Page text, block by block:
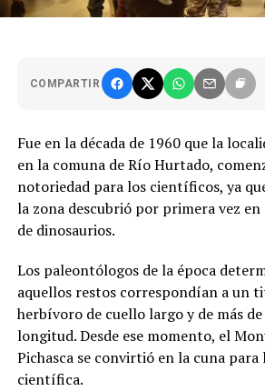
COMPARTIR
Fue en la década de 1960 que la
en la comuna de Río Hurtado,
notoriedad para los científicos, ya
la zona descubrió por primera vez
de dinosaurios.
Los paleontólogos de la época
aquellos restos correspondían a un
herbívoro de cuello largo y de más
longitud. Desde ese momento, el
Pichasca se convirtió en la cuna
científica.